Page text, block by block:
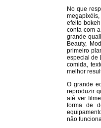
No que
efeito
conta com
grande
Beauty,
primeiro
especial de
comida,
melhor
O grande
reproduzir
até ver
forma de
não